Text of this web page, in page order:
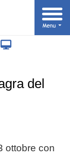
del
ottobre con